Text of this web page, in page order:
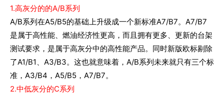
1.高灰分的的A/B系列
A/B系列在A5/B5的基础上升级成一个新标准A7/B7。A7/B7
是属于高性能、燃油经济性更高，而且拥有更多、更新的台架
测试要求，是属于高灰分中的高性能产品。同时新版欧标剔除
了A1/B1、A3/B3。这也就意味着，A/B系列未来就只有三个标
准，A3/B4，A5/B5，A7/B7。
2.中低灰分的C系列